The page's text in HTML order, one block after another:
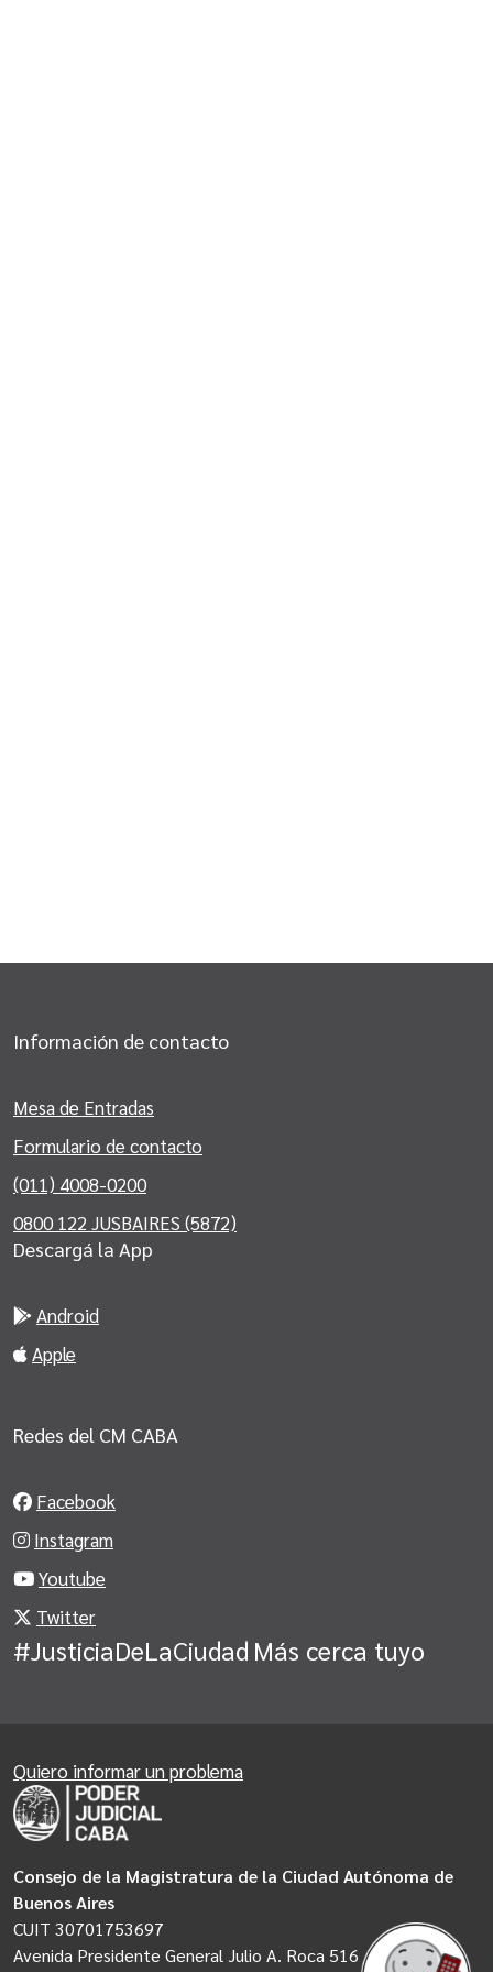
Información de contacto
Mesa de Entradas
Formulario de contacto
(011) 4008-0200
0800 122 JUSBAIRES (5872)
Descargá la App
Android
Apple
Redes del CM CABA
Facebook
Instagram
Youtube
Twitter
#JusticiaDeLaCiudad Más cerca tuyo
Consejo de la Magistratura de la Ciudad Autónoma de
Buenos Aires
CUIT 30701753697
Avenida Presidente General Julio A. Roca 516
Quiero informar un problema